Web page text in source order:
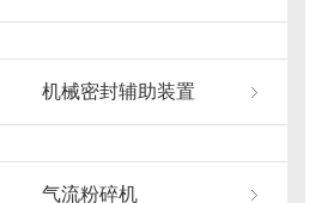
机械密封辅助装置
气流粉碎机